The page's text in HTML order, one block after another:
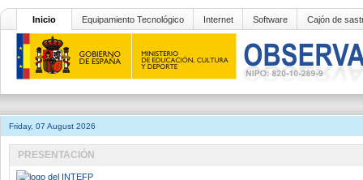
Inicio Equipamiento Tecnológico Internet Software Cajón de
Friday, 07 August 2026
PRESENTACIÓN